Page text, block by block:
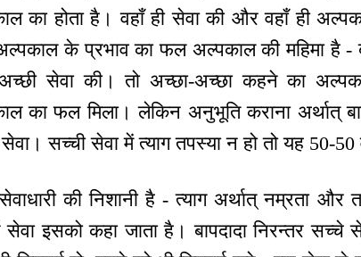
का होता है। वहाँ ही सेवा की और वहाँ ही
के प्रभाव का फल अल्पकाल की महिमा है -
सेवा की। तो अच्छा-अच्छा कहने का
का फल मिला। लेकिन अनुभूति कराना अर्थात्
सच्ची सेवा में त्याग तपस्या न हो तो यह 50-
की निशानी है - त्याग अर्थात् नम्रता
सेवा इसको कहा जाता है। बापदादा निरन्तर